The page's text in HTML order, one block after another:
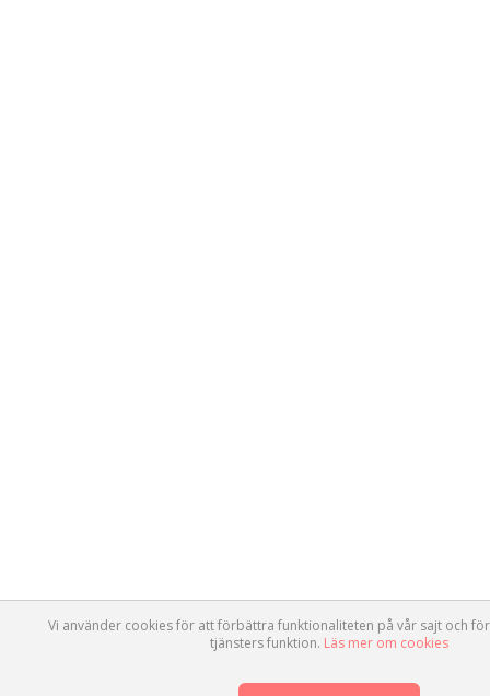
Vi använder cookies för att förbättra funktionaliteten på vår sajt och
tjänsters funktion. Läs mer om cookies